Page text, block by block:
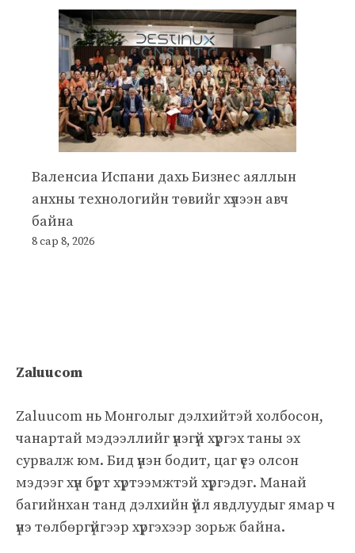
Валенсиа Испани дахь Бизнес аяллын
анхны технологийн төвийг хүлээн авч
байна
8 сар 8, 2026
Zaluucom
Zaluucom нь Монголыг дэлхийтэй холбосон,
чанартай мэдээллийг үнэгүй хүргэх таны эх
сурвалж юм. Бид үнэн бодит, цаг үеэ олсон
мэдээг хүн бүрт хүртээмжтэй хүргэдэг. Манай
багийнхан танд дэлхийн үйл явдлуудыг ямар ч
үнэ төлбөргүйгээр хүргэхээр зорьж байна.